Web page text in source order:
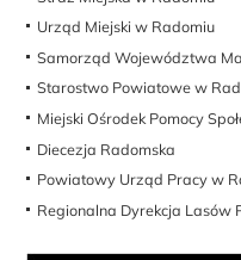
Urząd Miejski w Radomiu
Samorząd Województwa
Starostwo Powiatowe w
Miejski Ośrodek Pomocy
Diecezja Radomska
Powiatowy Urząd Pracy w
Regionalna Dyrekcja Lasów